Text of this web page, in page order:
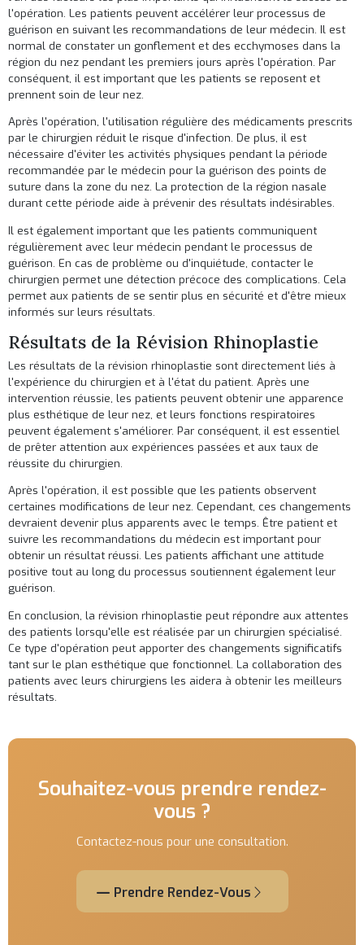
l'opération. Les patients peuvent accélérer leur processus de
guérison en suivant les recommandations de leur médecin. Il est
normal de constater un gonflement et des ecchymoses dans la
région du nez pendant les premiers jours après l'opération. Par
conséquent, il est important que les patients se reposent et
prennent soin de leur nez.
Après l'opération, l'utilisation régulière des médicaments prescrits
par le chirurgien réduit le risque d'infection. De plus, il est
nécessaire d'éviter les activités physiques pendant la période
recommandée par le médecin pour la guérison des points de
suture dans la zone du nez. La protection de la région nasale
durant cette période aide à prévenir des résultats indésirables.
Il est également important que les patients communiquent
régulièrement avec leur médecin pendant le processus de
guérison. En cas de problème ou d'inquiétude, contacter le
chirurgien permet une détection précoce des complications. Cela
permet aux patients de se sentir plus en sécurité et d'être mieux
informés sur leurs résultats.
Résultats de la Révision Rhinoplastie
Les résultats de la révision rhinoplastie sont directement liés à
l'expérience du chirurgien et à l'état du patient. Après une
intervention réussie, les patients peuvent obtenir une apparence
plus esthétique de leur nez, et leurs fonctions respiratoires
peuvent également s'améliorer. Par conséquent, il est essentiel
de prêter attention aux expériences passées et aux taux de
réussite du chirurgien.
Après l'opération, il est possible que les patients observent
certaines modifications de leur nez. Cependant, ces changements
devraient devenir plus apparents avec le temps. Être patient et
suivre les recommandations du médecin est important pour
obtenir un résultat réussi. Les patients affichant une attitude
positive tout au long du processus soutiennent également leur
guérison.
En conclusion, la révision rhinoplastie peut répondre aux attentes
des patients lorsqu'elle est réalisée par un chirurgien spécialisé.
Ce type d'opération peut apporter des changements significatifs
tant sur le plan esthétique que fonctionnel. La collaboration des
patients avec leurs chirurgiens les aidera à obtenir les meilleurs
résultats.
Souhaitez-vous prendre rendez-
vous ?
Contactez-nous pour une consultation.
Prendre Rendez-Vous